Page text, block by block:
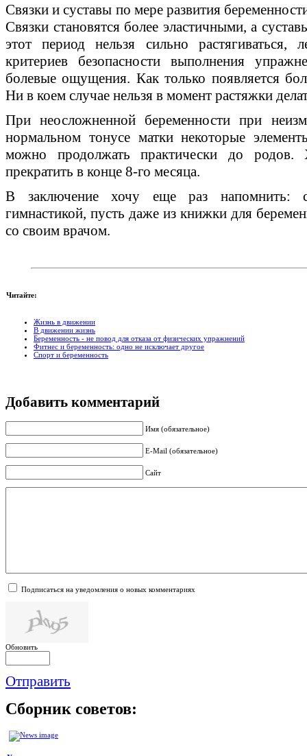
Связки и суставы по мере развития
Связки становятся более эластичными, а
этот период нельзя сильно
критериев безопасности выполнения
болевые ощущения. Как только появляется
Ни в коем случае нельзя в момент растяжки
При неосложненной беременности при
нормальном тонусе матки некоторые
можно продолжать практически до родов.
прекратить в конце 8-го месяца.
В заключение хочу еще раз напомнить:
гимнастикой, пусть даже из книжки для
со своим врачом.
Читайте:
Жизнь в движении
В движении жизнь
Беременность - не повод для отказа от физических упражнений
Фитнес и беременность: одно не исключает другое
Спорт и беременность
Добавить комментарий
Имя (обязательное)
E-Mail (обязательное)
Сайт
Подписаться на уведомления о новых комментариях
Обновить
Отправить
Сборник советов: